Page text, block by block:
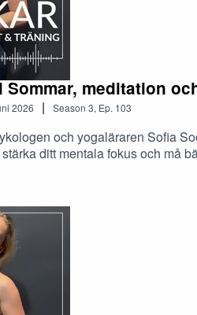
Sommar, meditation
2026 | Season 3, Ep. 103
och yogaläraren Sofia
ditt mentala fokus och må
mot-en-hallbar-halsorutin/